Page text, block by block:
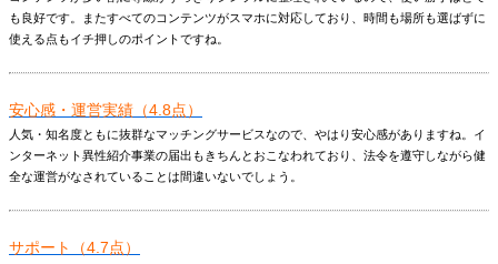
も良好です。またすべてのコンテンツがスマホに対応しており、時間も場所も選ばずに
使える点もイチ押しのポイントですね。
安心感・運営実績（4.8点）
人気・知名度ともに抜群なマッチングサービスなので、やはり安心感がありますね。イ
ンターネット異性紹介事業の届出もきちんとおこなわれており、法令を遵守しながら健
全な運営がなされていることは間違いないでしょう。
サポート（4.7点）